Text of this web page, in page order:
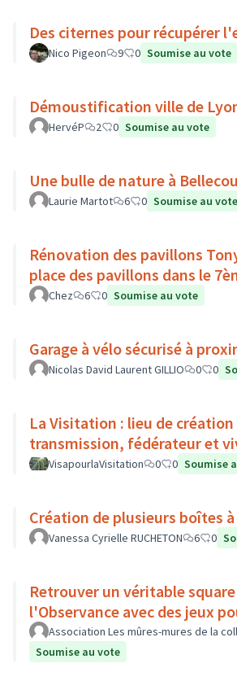
Des citernes pour récupérer
Nico Pigeon 9 0 Soumise au vote
Démoustification ville de
HervéP 2 0 Soumise au vote
Une bulle de nature à
Laurie Martot 6 0 Soumise au vote
Rénovation des pavillons
place des pavillons dans le
Chez 6 0 Soumise au vote
Garage à vélo sécurisé à
Nicolas David Laurent GILLIO 0 0
La Visitation : lieu de
transmission, fédérateur et
VisapourlaVisitation 0 0 Soumise
Création de plusieurs boîtes
Vanessa Cyrielle RUCHETON 6 0
Retrouver un véritable
l'Observance avec des jeux
Association Les mûres-mures de la
Soumise au vote